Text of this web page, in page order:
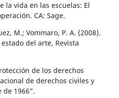
la vida en las escuelas: El
CA: Sage.
M.; Vommaro, P. A. (2008).
del arte, Revista
de los derechos
de derechos civiles y
1966”.